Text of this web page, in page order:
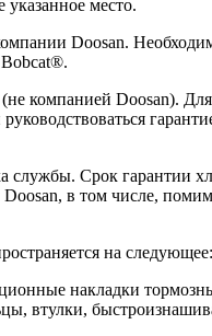
указанное место.
Doosan.
Bobcat®.
компанией Doosan).
Срок гарантии
в том числе,
на следующее:
накладки
втулки,